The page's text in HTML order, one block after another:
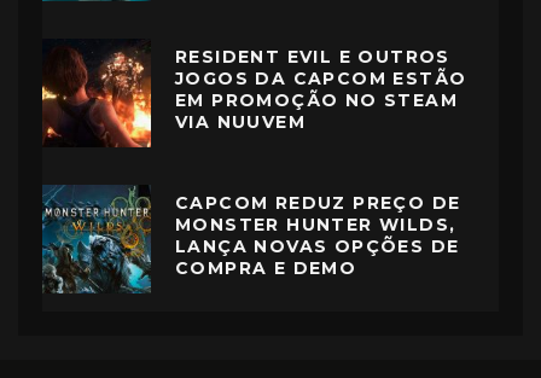
RESIDENT EVIL E OUTROS
JOGOS DA CAPCOM ESTÃO
EM PROMOÇÃO NO STEAM
VIA NUUVEM
CAPCOM REDUZ PREÇO DE
MONSTER HUNTER WILDS,
LANÇA NOVAS OPÇÕES DE
COMPRA E DEMO